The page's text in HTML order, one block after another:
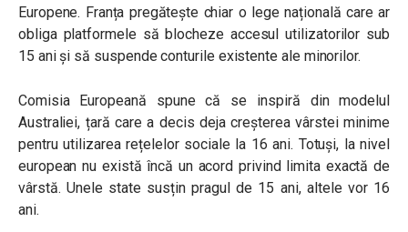
Europene. Franța pregătește chiar o lege națională care ar
obliga platformele să blocheze accesul utilizatorilor sub
15 ani și să suspende conturile existente ale minorilor.
Comisia Europeană spune că se inspiră din modelul
Australiei, țară care a decis deja creșterea vârstei minime
pentru utilizarea rețelelor sociale la 16 ani. Totuși, la nivel
european nu există încă un acord privind limita exactă de
vârstă. Unele state susțin pragul de 15 ani, altele vor 16
ani.